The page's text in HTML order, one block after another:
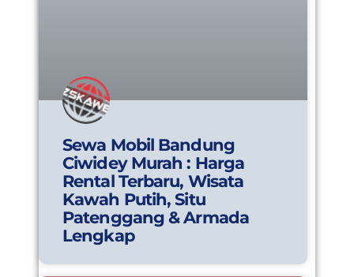
Sewa Mobil Bandung
Ciwidey Murah : Harga
Rental Terbaru, Wisata
Kawah Putih, Situ
Patenggang & Armada
Lengkap